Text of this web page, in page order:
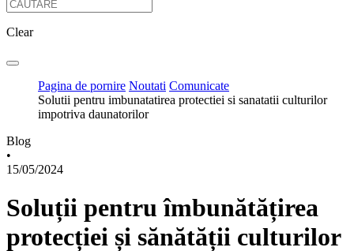
Clear
Pagina de pornire Noutati Comunicate
Solutii pentru imbunatatirea protectiei si sanatatii culturilor
impotriva daunatorilor
Blog
•
15/05/2024
Soluții pentru îmbunătățirea
protecției și sănătății culturilor